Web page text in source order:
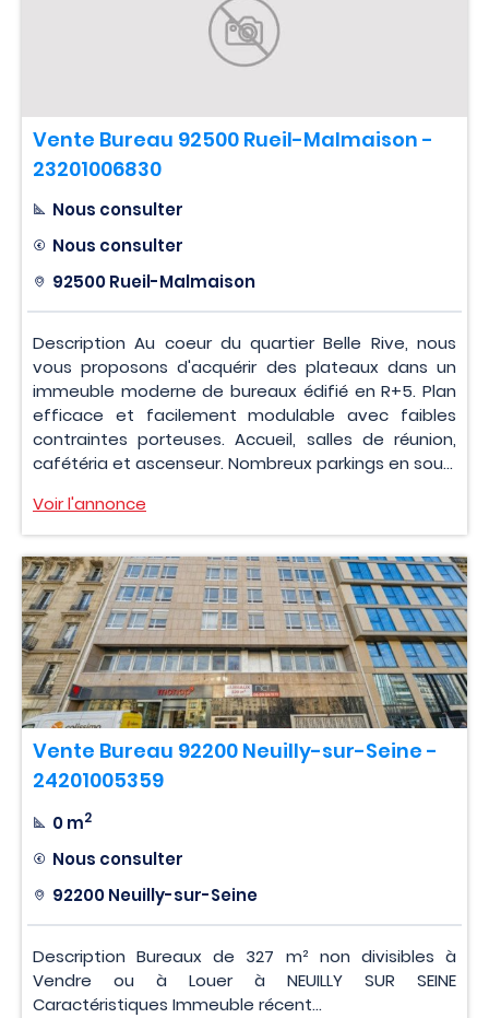
Vente Bureau 92500 Rueil-Malmaison -
23201006830
Nous consulter
Nous consulter
92500 Rueil-Malmaison
Description Au coeur du quartier Belle Rive, nous
vous proposons d'acquérir des plateaux dans un
immeuble moderne de bureaux édifié en R+5. Plan
efficace et facilement modulable avec faibles
contraintes porteuses. Accueil, salles de réunion,
cafétéria et ascenseur. Nombreux parkings en sou...
Voir l'annonce
Vente Bureau 92200 Neuilly-sur-Seine -
24201005359
0 m2
Nous consulter
92200 Neuilly-sur-Seine
Description Bureaux de 327 m² non divisibles à
Vendre ou à Louer à NEUILLY SUR SEINE
Caractéristiques Immeuble récent...